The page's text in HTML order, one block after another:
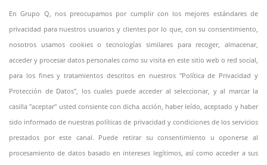
Domingo: Cerrado
En Grupo Q, nos preocupamos por cumplir con los mejores estándares de
privacidad para nuestros usuarios y clientes por lo que, con su consentimiento,
nosotros usamos cookies o tecnologías similares para recoger, almacenar,
acceder y procesar datos personales como su visita en este sitio web o red social,
para los fines y tratamientos descritos en nuestros "Política de Privacidad y
Protección de Datos", los cuales puede acceder al seleccionar, y al marcar la
casilla "aceptar" usted consiente con dicha acción, haber leído, aceptado y haber
sido informado de nuestras políticas de privacidad y condiciones de los servicios
prestados por este canal. Puede retirar su consentimiento u oponerse al
procesamiento de datos basado en intereses legítimos, así como acceder a sus